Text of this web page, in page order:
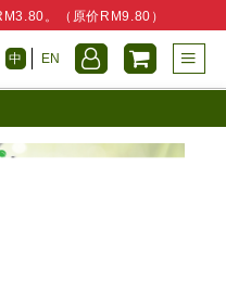
。（原价RM9.80）
中 EN